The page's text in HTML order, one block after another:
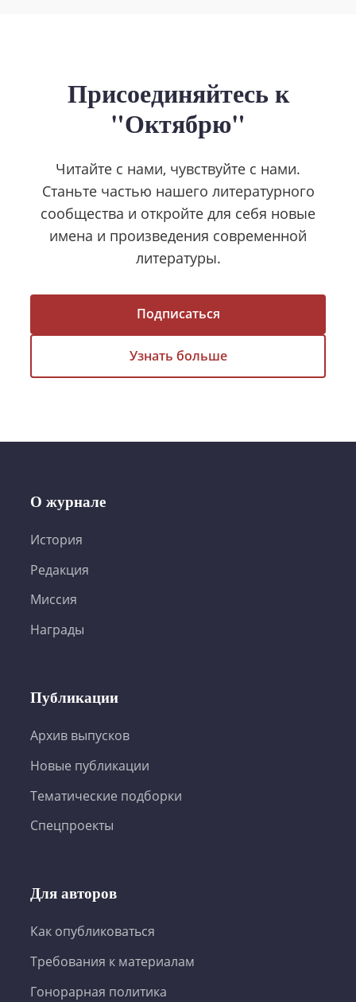
Присоединяйтесь к
"Октябрю"
Читайте с нами, чувствуйте с нами.
Станьте частью нашего литературного
сообщества и откройте для себя новые
имена и произведения современной
литературы.
Подписаться
Узнать больше
О журнале
История
Редакция
Миссия
Награды
Публикации
Архив выпусков
Новые публикации
Тематические подборки
Спецпроекты
Для авторов
Как опубликоваться
Требования к материалам
Гонорарная политика